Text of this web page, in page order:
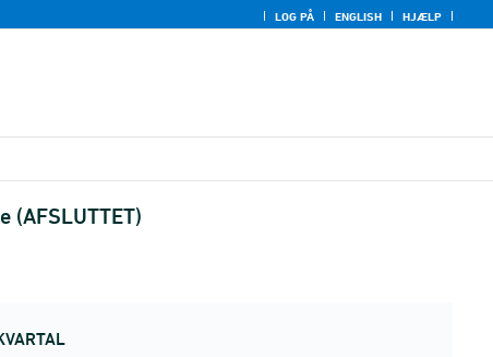
LOG PÅ ENGLISH HJÆLP